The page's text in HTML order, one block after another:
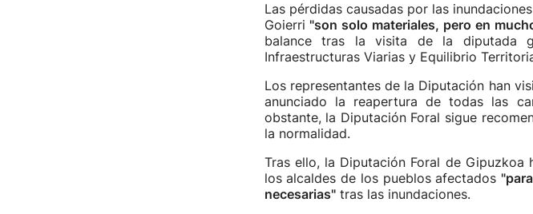
Las pérdidas causadas por las
Goierri "son solo materiales, pero en
balance tras la visita de la diputada
Infraestructuras Viarias y Equilibrio
Los representantes de la Diputación han
anunciado la reapertura de todas las
obstante, la Diputación Foral sigue
la normalidad.
Tras ello, la Diputación Foral de
los alcaldes de los pueblos afectados
necesarias"tras las inundaciones.